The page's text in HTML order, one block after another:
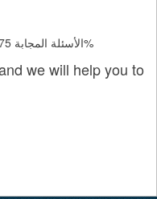
الأسئلة المجابة 47975 | نسبة الرضا 98.1%
we will help you to